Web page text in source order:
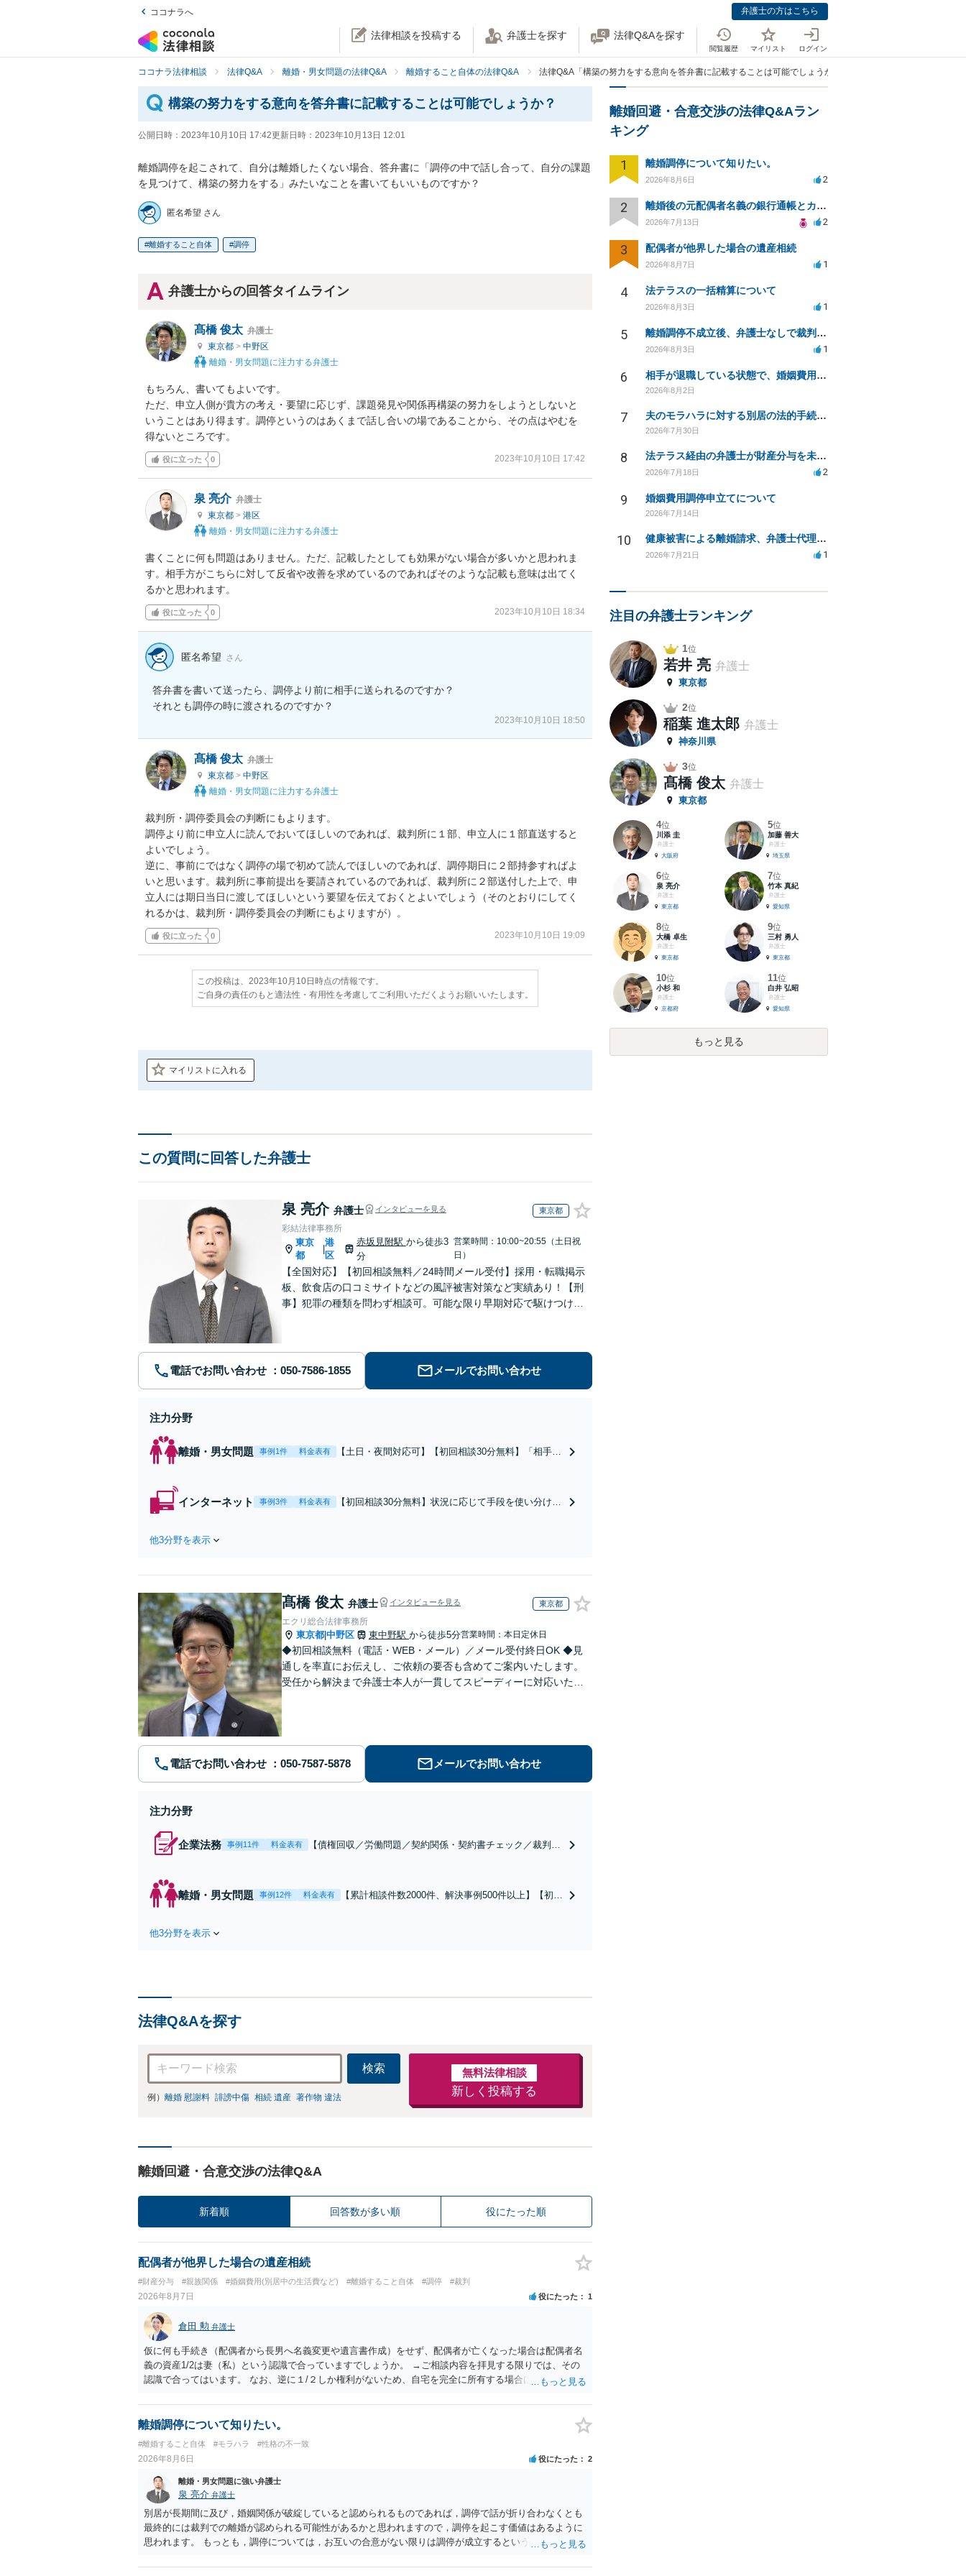
ココナラへ 弁護士の方はこちら
法律相談を投稿する 弁護士を探す 法律Q&Aを探す
閲覧履歴 マイリスト ログイン
ココナラ法律相談 法律Q&A 離婚・男女問題の法律Q&A 離婚すること自体の法律Q&A 法律Q&A「構築の努力をする意向を答弁書に記載することは可能でしょうか？」
構築の努力をする意向を答弁書に記載することは可能でしょうか？
公開日時： 2023年10月10日 17:42更新日時： 2023年10月13日 12:01
離婚調停を起こされて、自分は離婚したくない場合、答弁書に「調停の中で話し合って、自分の課題
を見つけて、構築の努力をする」みたいなことを書いてもいいものですか？
匿名希望 さん
離婚すること自体 調停
弁護士からの回答タイムライン
髙橋 俊太 弁護士
東京都 > 中野区
離婚・男女問題に注力する弁護士
もちろん、書いてもよいです。
ただ、申立人側が貴方の考え・要望に応じず、課題発見や関係再構築の努力をしようとしないと
いうことはあり得ます。調停というのはあくまで話し合いの場であることから、その点はやむを
得ないところです。
役に立った 0 2023年10月10日 17:42
泉 亮介 弁護士
東京都 > 港区
離婚・男女問題に注力する弁護士
書くことに何も問題はありません。ただ、記載したとしても効果がない場合が多いかと思われま
す。相手方がこちらに対して反省や改善を求めているのであればそのような記載も意味は出てく
るかと思われます。
役に立った 0 2023年10月10日 18:34
匿名希望 さん
答弁書を書いて送ったら、調停より前に相手に送られるのですか？
それとも調停の時に渡されるのですか？
2023年10月10日 18:50
髙橋 俊太 弁護士
東京都 > 中野区
離婚・男女問題に注力する弁護士
裁判所・調停委員会の判断にもよります。
調停より前に申立人に読んでおいてほしいのであれば、裁判所に１部、申立人に１部直送すると
よいでしょう。
逆に、事前にではなく調停の場で初めて読んでほしいのであれば、調停期日に２部持参すればよ
いと思います。裁判所に事前提出を要請されているのであれば、裁判所に２部送付した上で、申
立人には期日当日に渡してほしいという要望を伝えておくとよいでしょう（そのとおりにしてく
れるかは、裁判所・調停委員会の判断にもよりますが）。
役に立った 0 2023年10月10日 19:09
この投稿は、2023年10月10日時点の情報です。
ご自身の責任のもと適法性・有用性を考慮してご利用いただくようお願いいたします。
マイリストに入れる
この質問に回答した弁護士
泉 亮介 弁護士 インタビューを見る 東京都
彩結法律事務所
東京
都
港
区
赤坂見附駅 から徒歩3
分
営業時間：10:00~20:55（土日祝
日）
【全国対応】【初回相談無料／24時間メール受付】採用・転職掲示
板、飲食店の口コミサイトなどの風評被害対策など実績あり！【刑
事】犯罪の種類を問わず相談可。可能な限り早期対応で駆けつけサ
電話でお問い合わせ メールでお問い合わせ
注力分野
離婚・男女問題 事例1件 料金表有
【土日・夜間対応可】【初回相談30分無料】「相手方
金額アップ／減額交渉も対応可」【完全個室対応】
インターネット 事例3件 料金表有
【初回相談30分無料】状況に応じて手段を使い分け、
他3分野を表示
髙橋 俊太 弁護士 インタビューを見る 東京都
エクリ総合法律事務所
東京都 中野区 東中野駅 から徒歩5分営業時間：本日定休日
◆初回相談無料（電話・WEB・メール）／メール受付終日OK ◆見
通しを率直にお伝えし、ご依頼の要否も含めてご案内いたします。
受任から解決まで弁護士本人が一貫してスピーディーに対応いたし
電話でお問い合わせ メールでお問い合わせ
注力分野
企業法務 事例11件 料金表有
【債権回収／労働問題／契約関係・契約書チェック／裁判対
をお探しの方もご相談ください！【顧問経験豊富】【個別案
件も対応OK】
離婚・男女問題 事例12件 料金表有
【累計相談件数2000件、解決事例500件以上】【初回
他3分野を表示
法律Q&Aを探す
検索
例） 離婚 慰謝料 誹謗中傷 相続 遺産 著作物 違法
無料法律相談
新しく投稿する
離婚回避・合意交渉の法律Q&A
新着順 回答数が多い順 役にたった順
配偶者が他界した場合の遺産相続
#財産分与 #親族関係 #婚姻費用(別居中の生活費など) #離婚すること自体 #調停 #裁判
2026年8月7日 役にたった 1
倉田 勲 弁護士
仮に何も手続き（配偶者から長男へ名義変更や遺言書作成）をせず、配偶者が亡くなった場合は配偶者名
義の資産1/2は妻（私）という認識で合っていますでしょうか。 →ご相談内容を拝見する限りでは、その
認識で合ってはいます。 なお、逆に１/２しか権利がないため、自宅を完全に所有する場合は、他の相続
離婚調停について知りたい。
#離婚すること自体 #モラハラ #性格の不一致
2026年8月6日 役にたった 2
離婚・男女問題に強い弁護士
泉 亮介 弁護士
別居が長期間に及び，婚姻関係が破綻していると認められるものであれば，調停で話が折り合わなくとも
最終的には裁判での離婚が認められる可能性があるかと思われますので，調停を起こす価値はあるように
思われます。 もっとも，調停については，お互いの合意がない限りは調停が成立するということはないた
の離婚に固執しないかいずれかの対応は必要となるかと思われます。 お一人で対応するのは難しい側面も
離婚回避・合意交渉の法律Q&Aラン
キング
1 離婚調停について知りたい。
2026年8月6日 2
2 離婚後の元配偶者名義の銀行通帳とカードの処分方法について
2026年7月13日 2
3 配偶者が他界した場合の遺産相続
2026年8月7日 1
4 法テラスの一括精算について
2026年8月3日 1
5 離婚調停不成立後、弁護士なしで裁判を進める方法は？
2026年8月3日 1
6 相手が退職している状態で、婚姻費用分担請求は可能でしょうか？
2026年8月2日
7 夫のモラハラに対する別居の法的手続き相談
2026年7月30日
8 法テラス経由の弁護士が財産分与を未解決のまま放置
2026年7月18日 2
9 婚姻費用調停申立てについて
2026年7月14日
10 健康被害による離婚請求、弁護士代理で迅速な手続き希望
2026年7月21日 1
注目の弁護士ランキング
1位
若井 亮 弁護士
東京都
2位
稲葉 進太郎 弁護士
神奈川県
3位
髙橋 俊太 弁護士
東京都
4位
川添 圭
弁護士
大阪府
5位
加藤 善大
弁護士
埼玉県
6位
泉 亮介
弁護士
東京都
7位
竹本 真紀
弁護士
愛知県
8位
大橋 卓生
弁護士
東京都
9位
三村 勇人
弁護士
東京都
10位
小杉 和
弁護士
京都府
11位
白井 弘昭
弁護士
愛知県
もっと見る